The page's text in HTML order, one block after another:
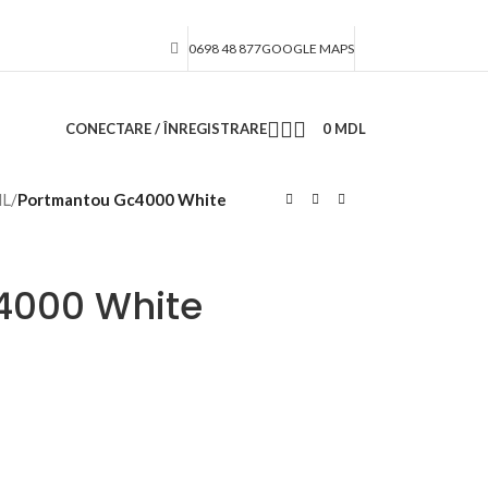
0698 48 877GOOGLE MAPS
CONECTARE / ÎNREGISTRARE 0 MDL
/Portmantou Gc4000 White
White